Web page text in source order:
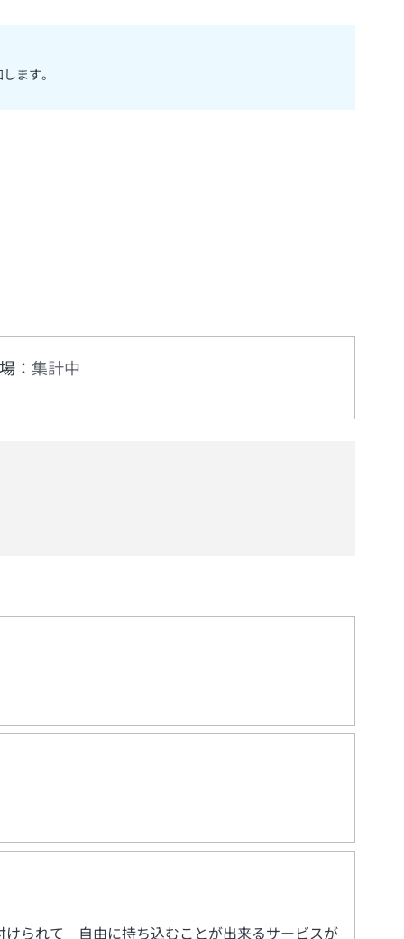
ます。
： 集計中
られて 自由に持ち込むことが出来るサービスが